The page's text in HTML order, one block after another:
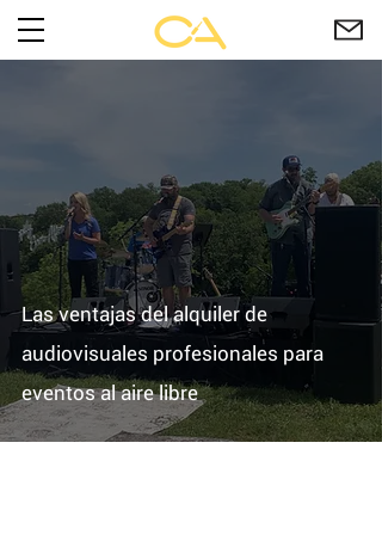
Las ventajas del alquiler de
audiovisuales profesionales para
eventos al aire libre